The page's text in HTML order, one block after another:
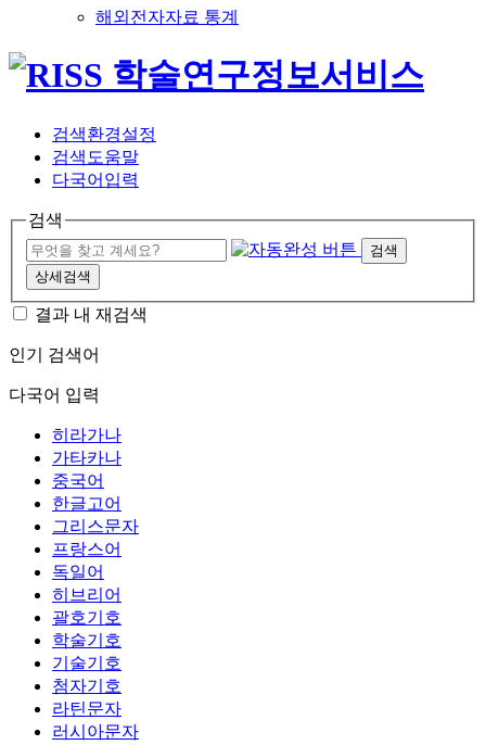
해외전자자료 통계
검색환경설정
검색도움말
다국어입력
검색
검색
상세검색
결과 내 재검색
인기 검색어
다국어 입력
히라가나
가타카나
중국어
한글고어
그리스문자
프랑스어
독일어
히브리어
괄호기호
학술기호
기술기호
첨자기호
라틴문자
러시아문자